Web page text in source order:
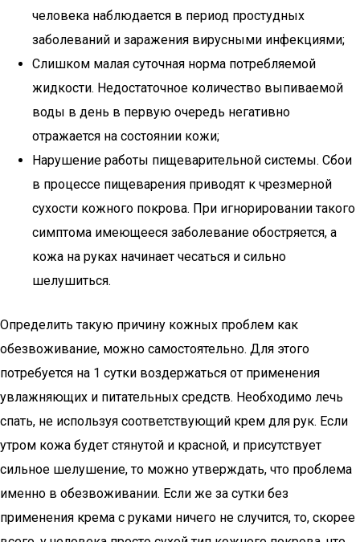
человека наблюдается в период простудных
заболеваний и заражения вирусными инфекциями;
Слишком малая суточная норма потребляемой
жидкости. Недостаточное количество выпиваемой
воды в день в первую очередь негативно
отражается на состоянии кожи;
Нарушение работы пищеварительной системы. Сбои
в процессе пищеварения приводят к чрезмерной
сухости кожного покрова. При игнорировании такого
симптома имеющееся заболевание обостряется, а
кожа на руках начинает чесаться и сильно
шелушиться.
Определить такую причину кожных проблем как
обезвоживание, можно самостоятельно. Для этого
потребуется на 1 сутки воздержаться от применения
увлажняющих и питательных средств. Необходимо лечь
спать, не используя соответствующий крем для рук. Если
утром кожа будет стянутой и красной, и присутствует
сильное шелушение, то можно утверждать, что проблема
именно в обезвоживании. Если же за сутки без
применения крема с руками ничего не случится, то, скорее